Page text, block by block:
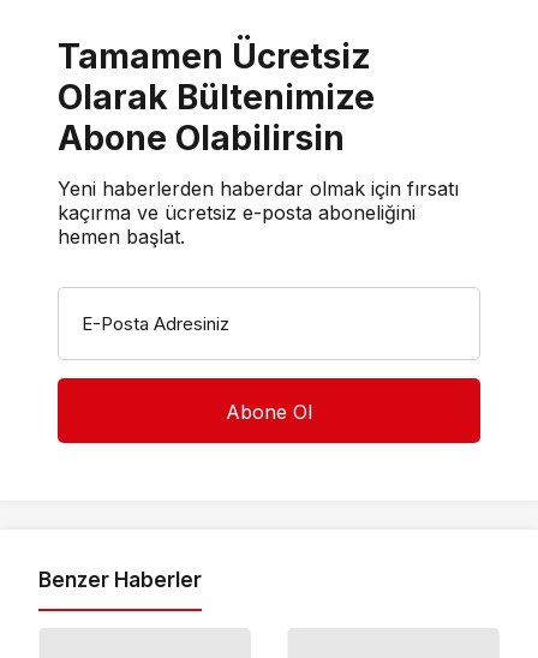
Tamamen Ücretsiz
Olarak Bültenimize
Abone Olabilirsin
Yeni haberlerden haberdar olmak için fırsatı
kaçırma ve ücretsiz e-posta aboneliğini
hemen başlat.
E-Posta Adresiniz
Benzer Haberler